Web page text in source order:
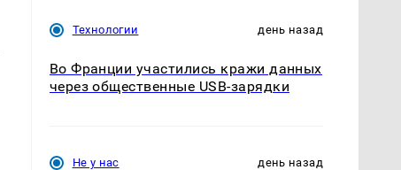
Технологии день назад
Во Франции участились кражи данных
через общественные USB-зарядки
Не у нас день назад